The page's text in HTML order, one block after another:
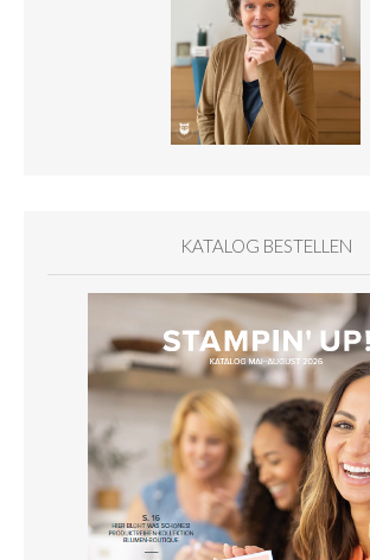
KATALOG BESTELLEN